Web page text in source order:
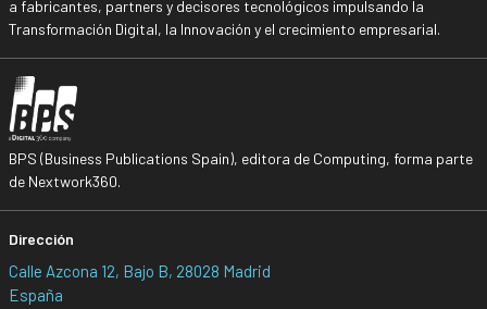
a fabricantes, partners y decisores tecnológicos impulsando la
Transformación Digital, la Innovación y el crecimiento empresarial.
BPS (Business Publications Spain), editora de Computing, forma parte
de Nextwork360.
Dirección
Calle Azcona 12, Bajo B, 28028 Madrid
España